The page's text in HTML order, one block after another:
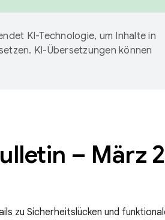
KI-Technologie, um Inhalte in
KI-Übersetzungen können
– März
zu Sicherheitslücken und